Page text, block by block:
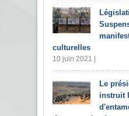
culturelles
10 juin 2021 |
Le
instruit